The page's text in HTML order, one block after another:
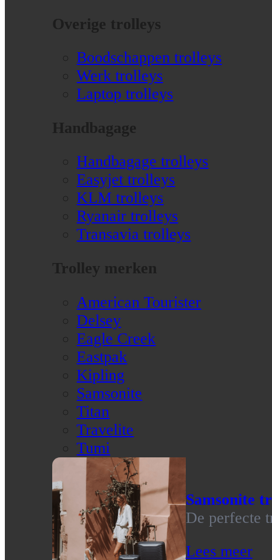
Overige trolleys
Boodschappen trolleys
Werk trolleys
Laptop trolleys
Handbagage
Handbagage trolleys
Easyjet trolleys
KLM trolleys
Ryanair trolleys
Transavia trolleys
Trolley merken
American Tourister
Delsey
Eagle Creek
Eastpak
Kipling
Samsonite
Titan
Travelite
Tumi
Samsonite
De perfecte
Lees meer